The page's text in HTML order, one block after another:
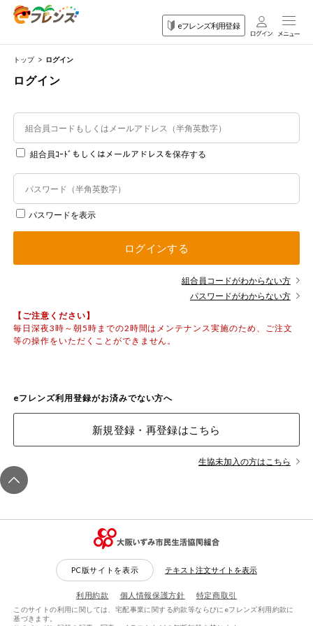
eフレンズ利用登録
ログイン
eフレンズとは
登録から開始まで
お気に入り注文
WEBカタログ
先着限定から探す
人気カテゴリ
食品から探す
トップ ログイン
ログイン
組合員ｺｰﾄﾞもしくはメールアドレスを保存する
パスワードを表示
ログインする
組合員コードがわからない方
パスワードがわからない方
【ご注意ください】
毎日深夜3時～朝5時までの2時間はメンテナンス実施のため、ご注文
等の操作をいただくことができません。
eフレンズ利用登録がお済みでない方へ
新規登録・再登録はこちら
生協未加入の方はこちら
PC版サイトを表示 テキスト注文サイトを表示
利用約款 個人情報保護方針 特定商取引
このサイトの利用に関しては、宅配事業に関する約款等ならびにeフレンズ利用約款に
基づきます。